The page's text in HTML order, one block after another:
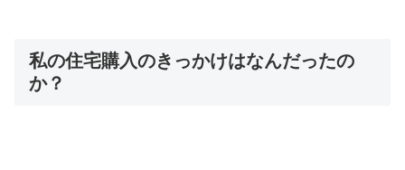
私の住宅購入のきっかけはなんだったの
か？